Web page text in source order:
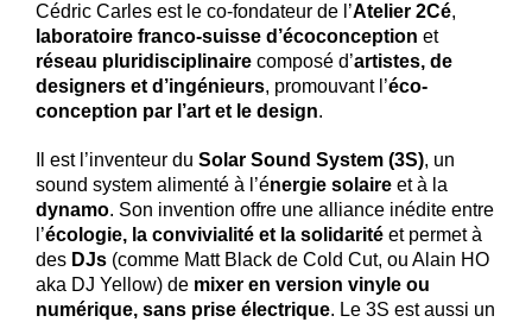
Cédric Carles est le co-fondateur de l’Atelier 2Cé,
laboratoire franco-suisse d’écoconception et
réseau pluridisciplinaire composé d’artistes, de
designers et d’ingénieurs, promouvant l’éco-
conception par l’art et le design.
Il est l’inventeur du Solar Sound System (3S), un
sound system alimenté à l’énergie solaire et à la
dynamo. Son invention offre une alliance inédite entre
l’écologie, la convivialité et la solidarité et permet à
des DJs (comme Matt Black de Cold Cut, ou Alain HO
aka DJ Yellow) de mixer en version vinyle ou
numérique, sans prise électrique. Le 3S est aussi un